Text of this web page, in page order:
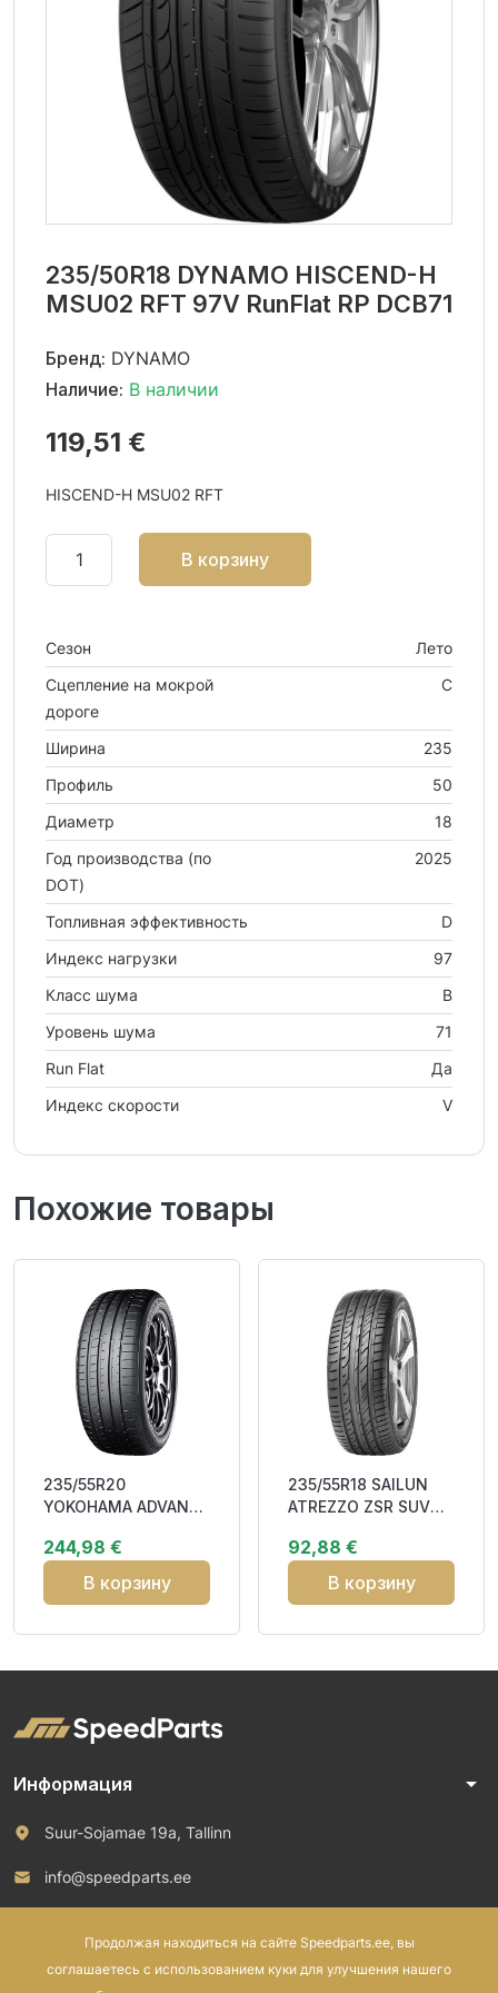
235/50R18 DYNAMO HISCEND-H
MSU02 RFT 97V RunFlat RP DCB71
Бренд: DYNAMO
Наличие: В наличии
119,51 €
HISCEND-H MSU02 RFT
В корзину
Сезон
Лето
Сцепление на мокрой
дороге
C
Ширина
235
Профиль
50
Диаметр
18
Год производства (по
DOT)
2025
Топливная эффективность
D
Индекс нагрузки
97
Класс шума
B
Уровень шума
71
Run Flat
Да
Индекс скорости
V
Похожие товары
235/55R20
YOKOHAMA ADVAN
RPB DAB71
244,98 €
В корзину
235/55R18 SAILUN
ATREZZO ZSR SUV
92,88 €
В корзину
Информация arrow_drop_down
Suur-Sojamae 19a, Tallinn
info@speedparts.ee
Продолжая находиться на сайте Speedparts.ee, вы
соглашаетесь с использованием куки для улучшения нашего